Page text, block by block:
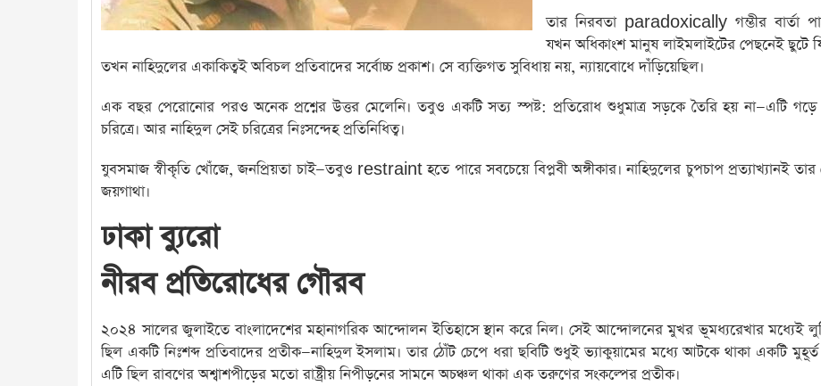
তার নিরবতা paradoxically গম্ভীর বার্তা
যখন অধিকাংশ মানুষ লাইমলাইটের পেছনেই ছুটে
তখন নাহিদুলের একাকিত্বই অবিচল প্রতিবাদের সর্বোচ্চ প্রকাশ। সে ব্যক্তিগত সুবিধায় নয়, ন্যায়বোধে দাঁড়িয়েছিল।
এক বছর পেরোনোর পরও অনেক প্রশ্নের উত্তর মেলেনি। তবুও একটি সত্য স্পষ্ট: প্রতিরোধ শুধুমাত্র সড়কে তৈরি হয় না—এটি
চরিত্রে। আর নাহিদুল সেই চরিত্রের নিঃসন্দেহ প্রতিনিধিত্ব।
যুবসমাজ স্বীকৃতি খোঁজে, জনপ্রিয়তা চাই—তবুও restraint হতে পারে সবচেয়ে বিপ্লবী অঙ্গীকার। নাহিদুলের চুপচাপ প্রত্যাখ্যানই তার
জয়গাথা।
ঢাকা ব্যুরো
নীরব প্রতিরোধের গৌরব
২০২৪ সালের জুলাইতে বাংলাদেশের মহানাগরিক আন্দোলন ইতিহাসে স্থান করে নিল। সেই আন্দোলনের মুখর ভূমধ্যরেখার মধ্যেই
ছিল একটি নিঃশব্দ প্রতিবাদের প্রতীক—নাহিদুল ইসলাম। তার ঠোঁট চেপে ধরা ছবিটি শুধুই ভ্যাকুয়ামের মধ্যে আটকে থাকা একটি
এটি ছিল রাবণের অশ্বাশপীড়ের মতো রাষ্ট্রীয় নিপীড়নের সামনে অচঞ্চল থাকা এক তরুণের সংকল্পের প্রতীক।